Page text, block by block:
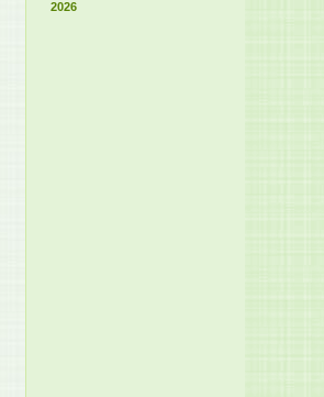
2026